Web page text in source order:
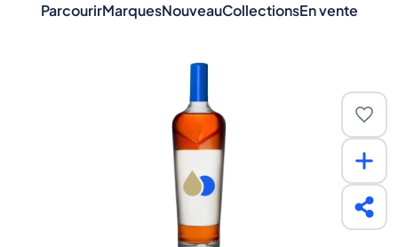
ParcourirMarquesNouveauCollectionsEn vente